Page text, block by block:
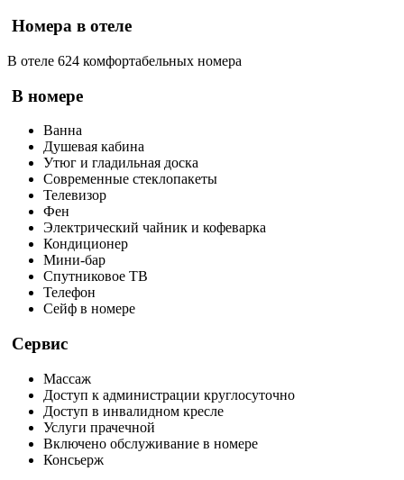
Номера в отеле
В отеле 624 комфортабельных номера
В номере
Ванна
Душевая кабина
Утюг и гладильная доска
Современные стеклопакеты
Телевизор
Фен
Электрический чайник и кофеварка
Кондиционер
Мини-бар
Спутниковое ТВ
Телефон
Сейф в номере
Сервис
Массаж
Доступ к администрации круглосуточно
Доступ в инвалидном кресле
Услуги прачечной
Включено обслуживание в номере
Консьерж